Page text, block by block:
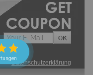
->Datenschutzerklärung